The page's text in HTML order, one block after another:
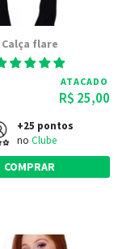
Calça flare
ATACADO
R$ 25,00
+25 pontos
no Clube
COMPRAR